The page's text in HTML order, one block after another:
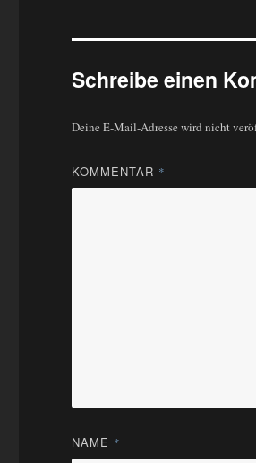
Schreibe einen
Deine E-Mail-Adresse wird nicht
KOMMENTAR *
NAME *